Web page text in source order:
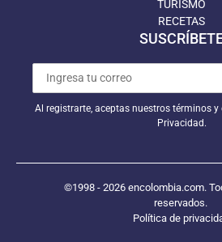
TURISMO
RECETAS
Al registrarte, aceptas nuestros términos
Privacidad.
©1998 - 2026 encolombia.com.
reservados.
Política de